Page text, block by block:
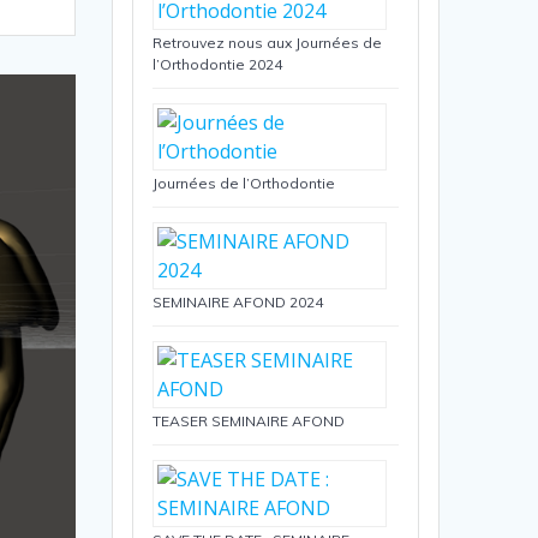
Retrouvez nous aux Journées de
l’Orthodontie 2024
Journées de l’Orthodontie
SEMINAIRE AFOND 2024
TEASER SEMINAIRE AFOND